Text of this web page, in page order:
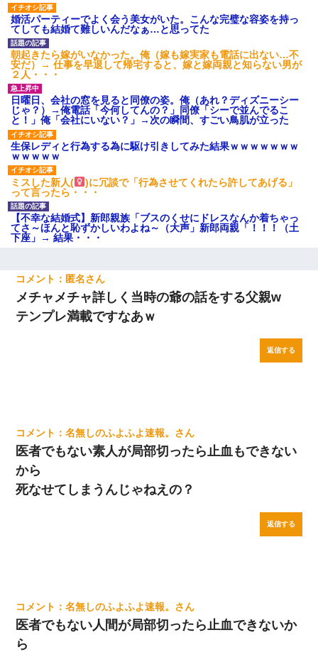
婚活パーティーでよく会う美女がいた。こんな完璧な容姿を持っ
てしても結婚て難しいんだなぁ…と思ってた
朝起きたら嫁がいなかった。俺（嫁も嫁実家も電話に出ない…不
安だ）→ 仕事を早退して帰宅すると、嫁と嫁両親と知らない男が
２人・・・
日曜日、会社の窓を見ると同僚の姿。俺（あれ？ディズニーシー
じゃ？）→俺電話「今何してんの？」同僚「シーで並んでるこ
と！」俺「会社にいない？」→次の瞬間、すごい鳥肌が立った
生保レディと行為する為に駆け引きしてみた結果ｗｗｗｗｗｗｗ
ｗｗｗｗｗ
ミスした新人(
)に冗談で「行為させてくれたら許してあげる」
って言ったら・・・
【不幸な結婚式】新郎親族「ブスのくせにドレスなんか着ちゃっ
てさ～ほんと恥ずかしいわよね～（大声」新郎両親「！！！（土
下座」→ 結果・・・
匿名
メチャメチャ詳しく当時の爺の話をする父親w
テンプレ満載ですなあｗ
返信する
名無しのふよふよ速報。
医者でもない素人が局部切ったら止血もできない
から
死なせてしまうんじゃねえの？
返信する
名無しのふよふよ速報。
医者でもない人間が局部切ったら止血できないか
ら